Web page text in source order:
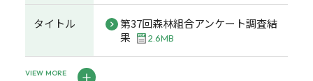
タイトル
第37回森林組合アンケート調査結
果
2.6MB
VIEW MORE